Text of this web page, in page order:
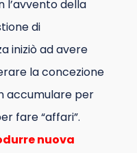
l’avvento della
di
iniziò ad avere
la concezione
accumulare per
fare “affari”.
nuova